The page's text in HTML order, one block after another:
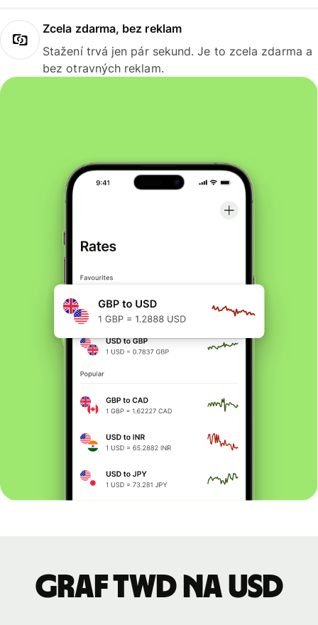
Zcela zdarma, bez reklam
Stažení trvá jen pár sekund. Je to zcela zdarma a
bez otravných reklam.
graf TWD na USD